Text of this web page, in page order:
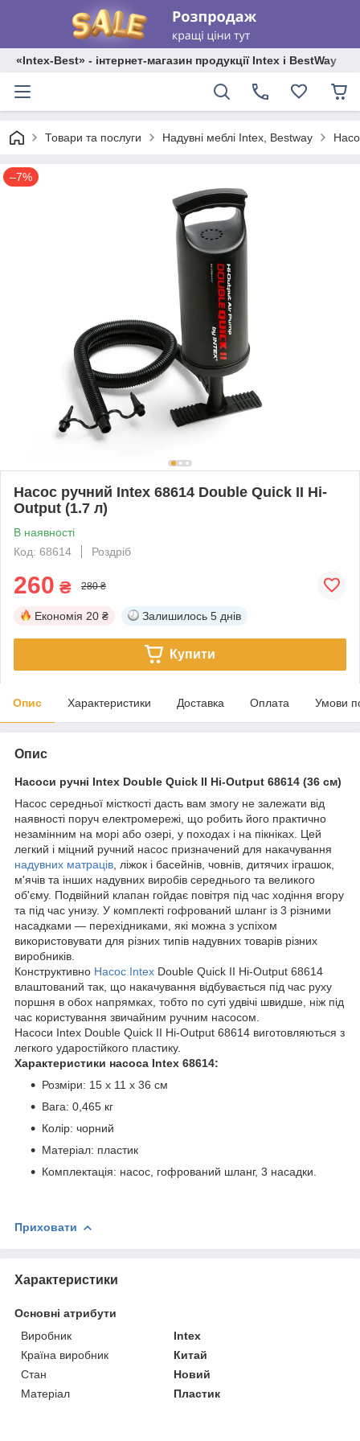
«Intex-Best» - інтернет-магазин продукції Intex і BestWay
Товари та послуги Надувні меблі Intex, Bestway
–7%
Насос ручний Intex 68614 Double Quick II Hi-
Output (1.7 л)
В наявності
Код: 68614
Роздріб
260 ₴ 280 ₴
Економія 20 ₴ Залишилось 5 днів
Купити
Опис Характеристики Доставка Оплата Умови
Опис
Насоси ручні Intex Double Quick II Hi-Output 68614 (36 см)
Насос середньої місткості дасть вам змогу не залежати від
наявності поруч електромережі, що робить його практично
незамінним на морі або озері, у походах і на пікніках. Цей
легкий і міцний ручний насос призначений для накачування
надувних матраців , ліжок і басейнів, човнів, дитячих іграшок,
м'ячів та інших надувних виробів середнього та великого
об'єму. Подвійний клапан гойдає повітря під час ходіння вгору
та під час унизу. У комплекті гофрований шланг із 3 різними
насадками — перехідниками, які можна з успіхом
використовувати для різних типів надувних товарів різних
виробників.
Конструктивно Насос Intex Double Quick II Hi-Output 68614
влаштований так, що накачування відбувається під час руху
поршня в обох напрямках, тобто по суті удвічі швидше, ніж під
час користування звичайним ручним насосом.
Насоси Intex Double Quick II Hi-Output 68614 виготовляються з
легкого ударостійкого пластику.
Характеристики насоса Intex 68614:
Розміри: 15 х 11 х 36 см
Вага: 0,465 кг
Колір: чорний
Матеріал: пластик
Комплектація: насос, гофрований шланг, 3 насадки.
Приховати
Характеристики
Основні атрибути
Виробник
Intex
Країна виробник
Китай
Стан
Новий
Матеріал
Пластик